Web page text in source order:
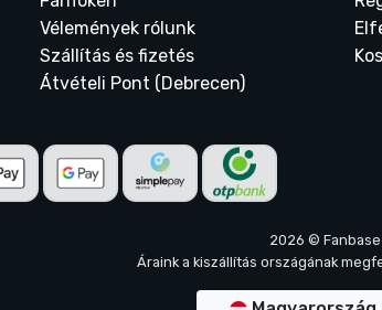
Vélemények rólunk
Szállítás és fizetés
Átvételi Pont (Debrecen)
2026 © Fanbase
Áraink a kiszállítás országának